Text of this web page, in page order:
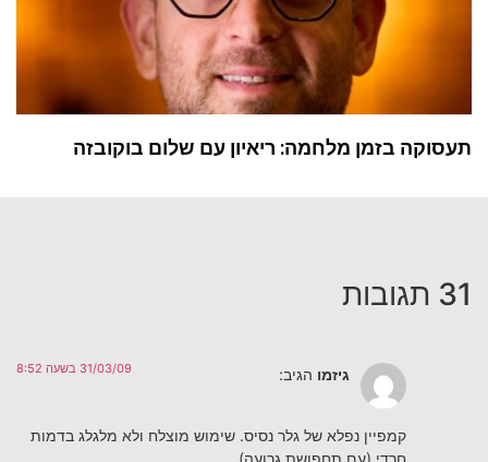
תעסוקה בזמן מלחמה: ריאיון עם שלום בוקובזה
31 תגובות
גיזמו הגיב: 31/03/09 בשעה 8:52
קמפיין נפלא של גלר נסיס. שימוש מוצלח ולא מלגלג בדמות